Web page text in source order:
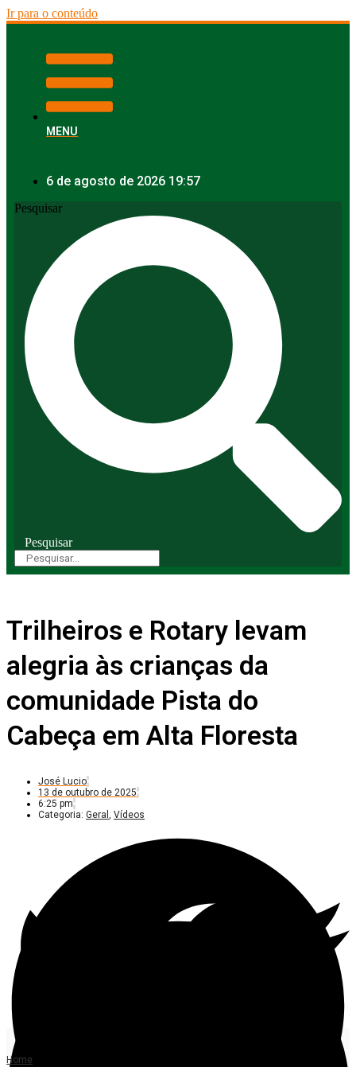
Ir para o conteúdo
MENU
6 de agosto de 2026 19:57
Pesquisar
Pesquisar
Trilheiros e Rotary levam
alegria às crianças da
comunidade Pista do
Cabeça em Alta Floresta
José Lucio
13 de outubro de 2025
6:25 pm
Categoria: Geral Vídeos
Home